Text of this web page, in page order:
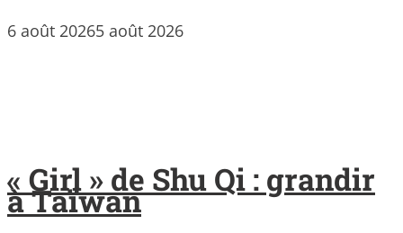
6 août 20265 août 2026
« Girl » de Shu Qi : grandir
à Taïwan